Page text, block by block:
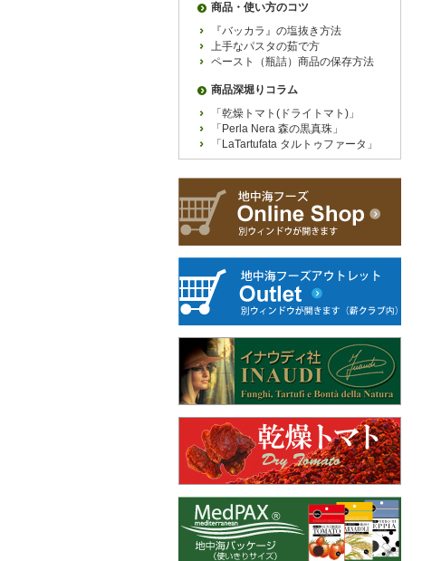
商品・使い方のコツ
『バッカラ』の塩抜き方法
上手なパスタの茹で方
ペースト（瓶詰）商品の保存方法
商品深堀りコラム
「乾燥トマト(ドライトマト)」
「Perla Nera 森の黒真珠」
「LaTartufata タルトゥファータ」